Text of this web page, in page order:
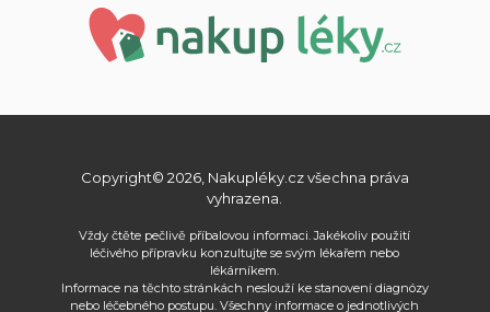
Copyright© 2026, Nakupléky.cz všechna práva
vyhrazena.
Vždy čtěte pečlivě příbalovou informaci. Jakékoliv použití
léčivého přípravku konzultujte se svým lékařem nebo
lékárníkem.
Informace na těchto stránkách neslouží ke stanovení diagnózy
nebo léčebného postupu. Všechny informace o jednotlivých